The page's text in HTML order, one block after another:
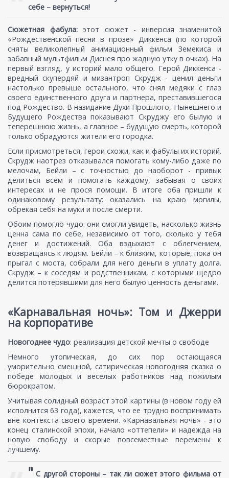
себе – вернуться!
Сюжетная фабула:этот сюжет - инверсия знаменитой
«Рождественской песни в прозе» Диккенса (по которой
сняты великолепный анимационный фильм Земекиса и
забавный мультфильм Диснея про жадную утку в очках). На
первый взгляд, у историй мало общего. Герой Диккенса -
вредный скупердяй и мизантроп Скрудж - ценил деньги
настолько превыше остального, что снял медяки с глаз
своего единственного друга и партнера, преставившегося
под Рождество. В назидание Духи Прошлого, Нынешнего и
Будущего Рождества показывают Скруджу его былую и
теперешнюю жизнь, а главное – будущую смерть, которой
только обрадуются жители его городка.
Если присмотреться, герои схожи, как и фабулы их историй.
Скрудж наотрез отказывался помогать кому-либо даже по
мелочам, Бейли – с точностью до наоборот - привык
делиться всем и помогать каждому, забывая о своих
интересах и не прося помощи. В итоге оба пришли к
одинаковому результату: оказались на краю могилы,
обрекая себя на муки и после смерти.
Обоим помогло чудо: они смогли увидеть, насколько жизнь
ценна сама по себе, независимо от того, сколько у тебя
денег и достижений. Оба вздыхают с облегчением,
возвращаясь к людям. Бейли – к близким, которые, пока он
прыгал с моста, собрали для него деньги в уплату долга.
Скрудж – к соседям и родственникам, с которыми щедро
делится потерявшими для него былую ценность деньгами.
«Карнавальная ночь»: Том и Джерри
на корпоративе
Новогоднее чудо: реализация детской мечты о свободе
Немного утопическая, до сих пор остающаяся
уморительно смешной, сатирическая новогодняя сказка о
победе молодых и веселых работников над пожилым
бюрократом.
Учитывая солидный возраст этой картины (в новом году ей
исполнится 63 года), кажется, что ее трудно воспринимать
вне контекста своего времени. «Карнавальная ночь» - это
конец сталинской эпохи, начало «оттепели» и надежда на
новую свободу и скорые повсеместные перемены к
лучшему.
" С другой стороны – так ли сюжет этого фильма от